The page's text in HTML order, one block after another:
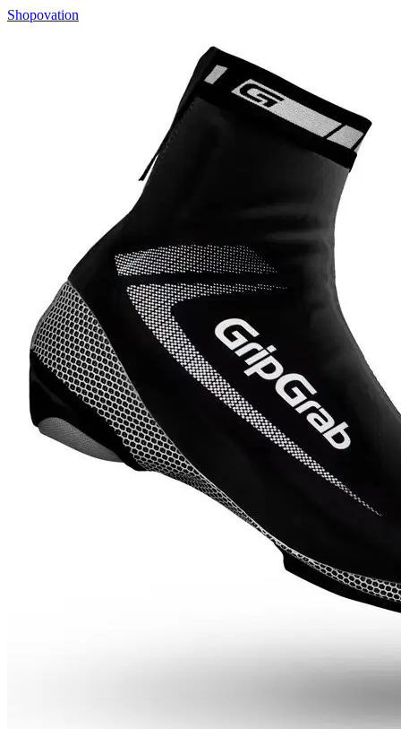
Shopovation